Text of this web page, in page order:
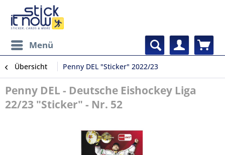
Menü
Übersicht Penny DEL "Sticker" 2022/23
Penny DEL - Deutsche Eishockey Liga
22/23 "Sticker" - Nr. 52